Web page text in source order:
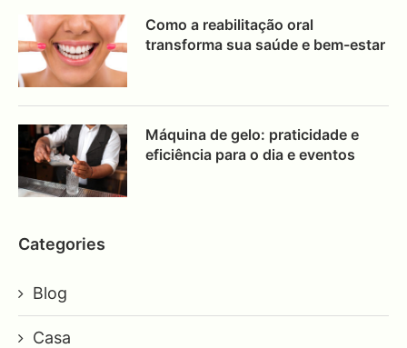
Como a reabilitação oral
transforma sua saúde e bem-estar
Máquina de gelo: praticidade e
eficiência para o dia e eventos
Categories
Blog
Casa